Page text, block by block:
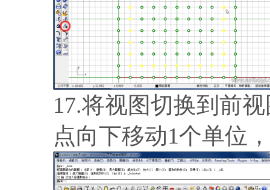
17.将视图切换到前
点向下移动1个单位